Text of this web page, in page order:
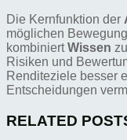
Die Kernfunktion der
möglichen
kombiniertWissen
Risiken und
Renditeziele besser
Entscheidungen
RELATED